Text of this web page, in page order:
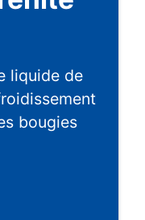
liquide de
bougies